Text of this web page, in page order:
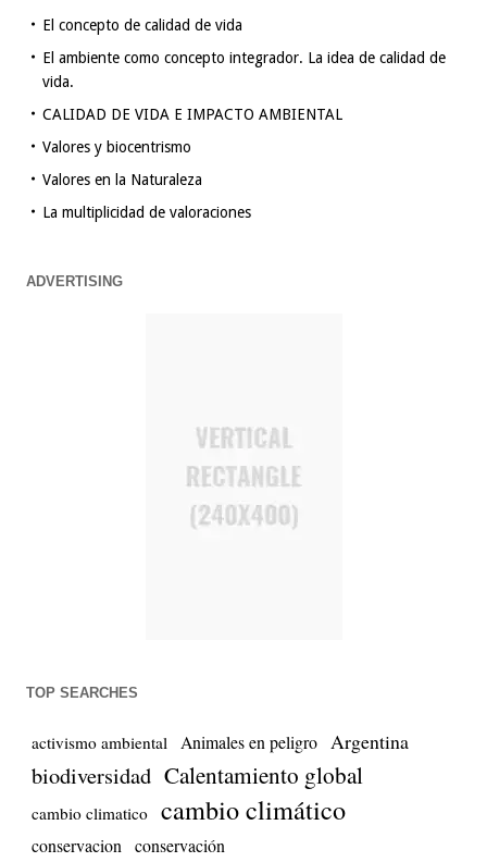
El concepto de calidad de vida
El ambiente como concepto integrador. La idea de calidad de
vida.
CALIDAD DE VIDA E IMPACTO AMBIENTAL
Valores y biocentrismo
Valores en la Naturaleza
La multiplicidad de valoraciones
ADVERTISING
TOP SEARCHES
activismo ambiental Animales en peligro Argentina
biodiversidad Calentamiento global
cambio climatico cambio climático
conservacion conservación